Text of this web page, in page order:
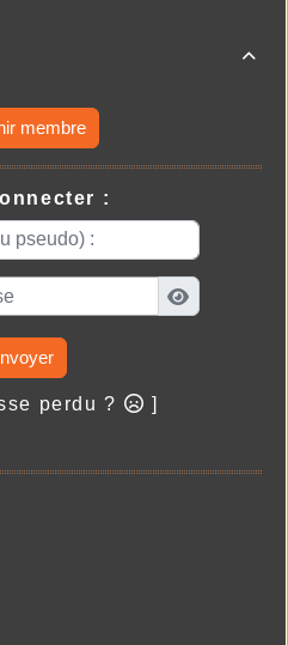

membre
:
perdu ? ]